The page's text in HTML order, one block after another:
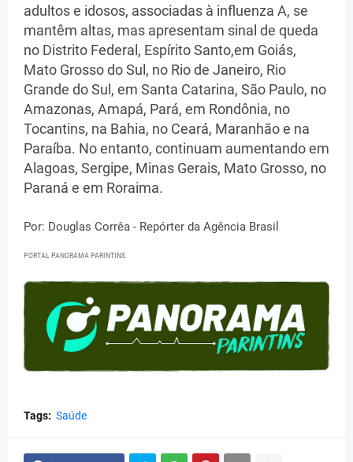
adultos e idosos, associadas à influenza A, se
mantêm altas, mas apresentam sinal de queda
no Distrito Federal, Espírito Santo,em Goiás,
Mato Grosso do Sul, no Rio de Janeiro, Rio
Grande do Sul, em Santa Catarina, São Paulo, no
Amazonas, Amapá, Pará, em Rondônia, no
Tocantins, na Bahia, no Ceará, Maranhão e na
Paraíba. No entanto, continuam aumentando em
Alagoas, Sergipe, Minas Gerais, Mato Grosso, no
Paraná e em Roraima.
Por: Douglas Corrêa - Repórter da Agência Brasil
PORTAL PANORAMA PARINTINS
Tags: Saúde